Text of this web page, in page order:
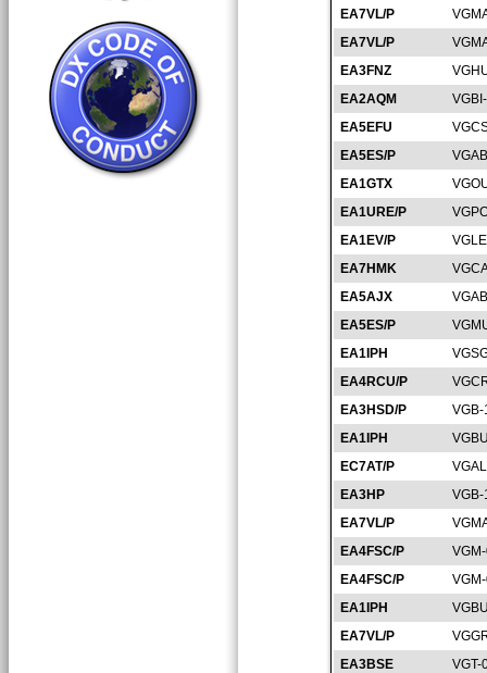
EA7VL/P
EA7VL/P
EA3FNZ
EA2AQM
EA5EFU
EA5ES/P
EA1GTX
EA1URE/P
EA1EV/P
EA7HMK
EA5AJX
EA5ES/P
EA1IPH
EA4RCU/P
EA3HSD/P
EA1IPH
EC7AT/P
EA3HP
EA7VL/P
EA4FSC/P
EA4FSC/P
EA1IPH
EA7VL/P
EA3BSE
VGT-